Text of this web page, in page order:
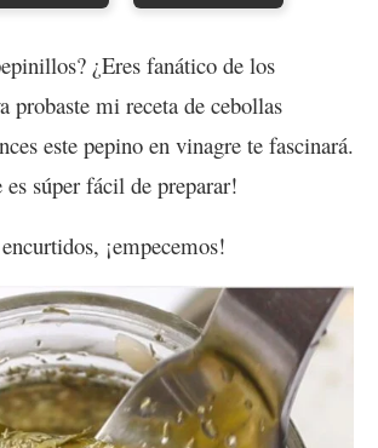
¿Eres fanático de los
probaste mi receta de cebollas
este pepino en vinagre te fascinará.
es súper fácil de preparar!
¡empecemos!